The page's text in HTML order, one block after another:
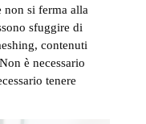
non si ferma alla
sfuggire di
contenuti
è necessario
tenere